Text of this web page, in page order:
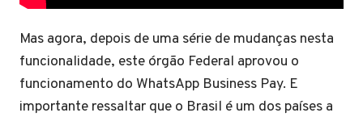
Mas agora, depois de uma série de mudanças nesta
funcionalidade, este órgão Federal aprovou o
funcionamento do WhatsApp Business Pay. E
importante ressaltar que o Brasil é um dos países a